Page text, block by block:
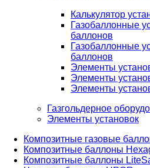
Калькулятор
Газобаллонные
баллонов
Газобаллонные
баллонов
Элементы
Элементы
Элементы
Газгольдерное
Элементы установок
Композитные газовые
Композитные баллоны
Композитные баллоны